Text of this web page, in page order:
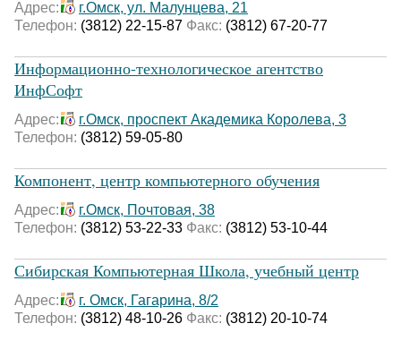
Адрес:
г.Омск, ул. Малунцева, 21
Телефон: (3812) 22-15-87 Факс: (3812) 67-20-77
Информационно-технологическое агентство
ИнфСофт
Адрес:
г.Омск, проспект Академика Королева, 3
Телефон: (3812) 59-05-80
Компонент, центр компьютерного обучения
Адрес:
г.Омск, Почтовая, 38
Телефон: (3812) 53-22-33 Факс: (3812) 53-10-44
Сибирская Компьютерная Школа, учебный центр
Адрес:
г. Омск, Гагарина, 8/2
Телефон: (3812) 48-10-26 Факс: (3812) 20-10-74